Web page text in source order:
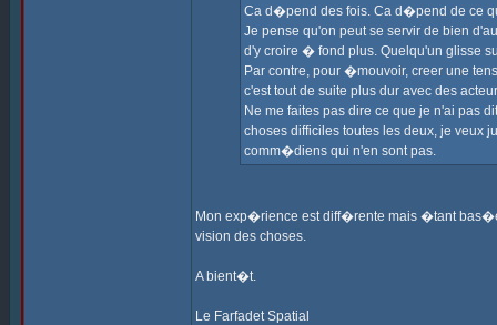
Ca d�pend des fois. Ca d�pend de ce
Je pense qu'on peut se servir de bien
d'y croire � fond plus. Quelqu'un glisse
Par contre, pour �mouvoir, creer une
c'est tout de suite plus dur avec des
Ne me faites pas dire ce que je n'ai pas
choses difficiles toutes les deux, je veux
comm�diens qui n'en sont pas.
Mon exp�rience est diff�rente mais �tant
vision des choses.
A bient�t.
Le Farfadet Spatial